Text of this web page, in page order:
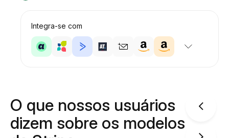
Integra-se com
O que nossos usuários
dizem sobre os modelos